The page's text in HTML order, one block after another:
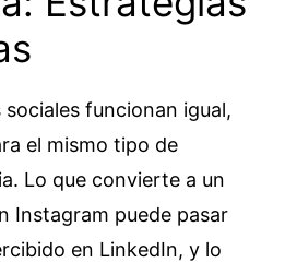
funcionan igual,
el mismo tipo de
Lo que convierte a un
Instagram puede pasar
en LinkedIn, y lo